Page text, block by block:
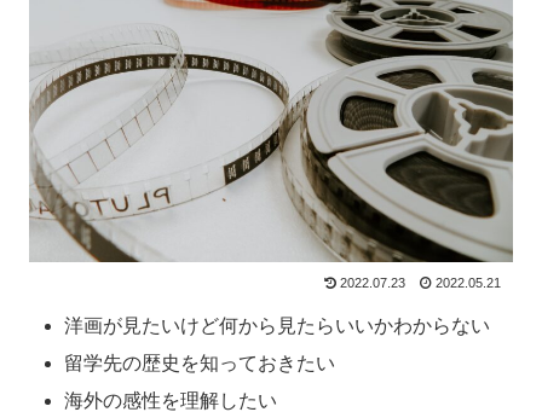
2022.07.23 2022.05.21
洋画が見たいけど何から見たらいいかわからない
留学先の歴史を知っておきたい
海外の感性を理解したい